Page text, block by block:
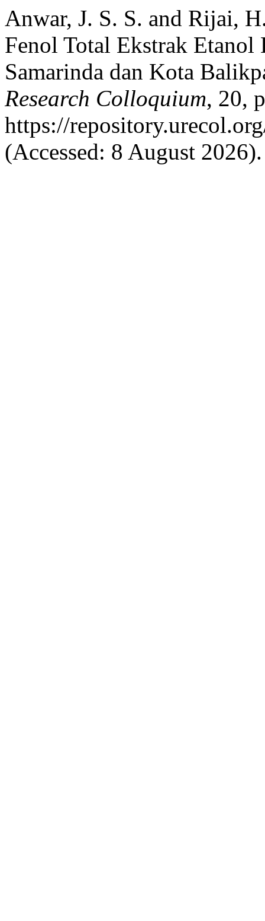
Anwar, J. S. S. and Rijai,
Fenol Total Ekstrak
Samarinda dan Kota
Research Colloquium, 20,
https://
(Accessed: 8 August 2026).